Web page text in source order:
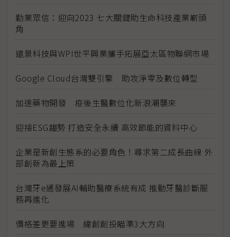
勤業眾信：迎向2023 七大關鍵助生命科技產業嶄頭
角
遠景科技與WPI世平興業攜手拓展亞太區物聯網市場
Google Cloud台灣雙引擎 助攻淨零及數位轉型
加速藥物開發 疫後生醫數位化新浪潮襲來
迎接ESG趨勢 打造安全永續 高效節能的資料中心
企業是新創生態系的必要角色！尋求第二成長曲線 外
部創新為最上策
台灣牙e通發展AI輔助醫療系統有成 推動牙醫診斷服
務再進化
價格差更要進場 緯創創投瞄準3大方向